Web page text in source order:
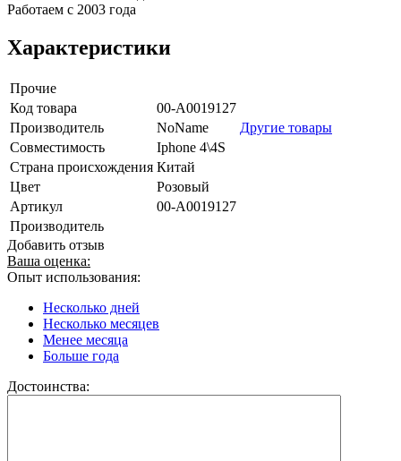
Работаем с 2003 года
Характеристики
Прочие
Код товара
00-А0019127
Производитель
NoName
Другие товары
Совместимость
Iphone 4\4S
Страна происхождения Китай
Цвет
Розовый
Артикул
00-А0019127
Производитель
Добавить отзыв
Ваша оценка:
Опыт использования:
Несколько дней
Несколько месяцев
Менее месяца
Больше года
Достоинства: